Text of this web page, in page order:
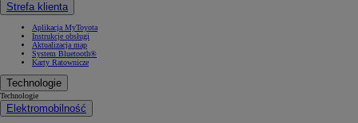
Strefa klienta
Aplikacja MyToyota
Instrukcje obsługi
Aktualizacja map
System Bluetooth®
Karty Ratownicze
Technologie
Technologie
Elektromobilność